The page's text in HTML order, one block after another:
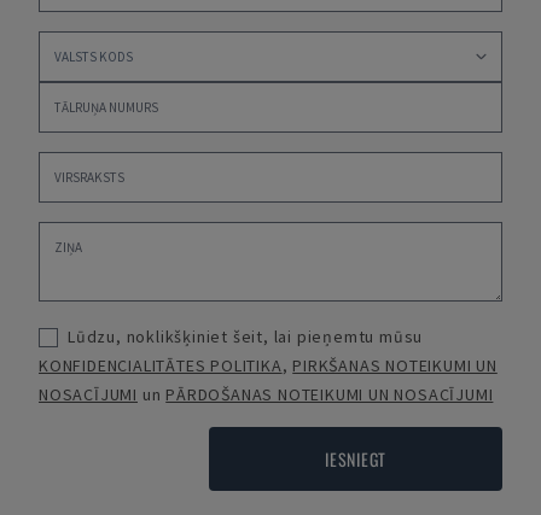
Lūdzu, noklikšķiniet šeit, lai pieņemtu mūsu
KONFIDENCIALITĀTES POLITIKA, PIRKŠANAS NOTEIKUMI UN
NOSACĪJUMI un PĀRDOŠANAS NOTEIKUMI UN NOSACĪJUMI
IESNIEGT